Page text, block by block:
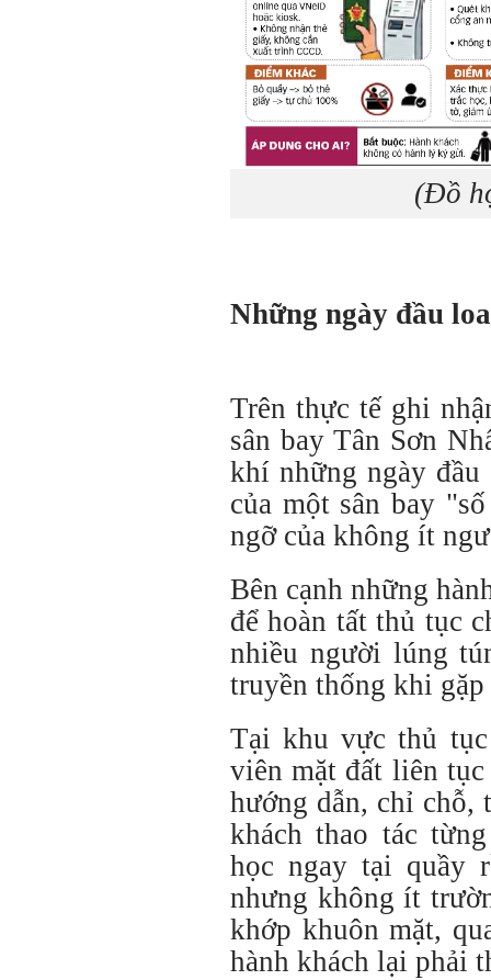
(Đồ
Những ngày đầu
Trên thực tế ghi
sân bay Tân Sơn
khí những ngày đầu
của một sân bay
ngỡ của không ít
Bên cạnh những
để hoàn tất thủ tục
nhiều người lúng
truyền thống khi
Tại khu vực thủ
viên mặt đất liên
hướng dẫn, chỉ chỗ,
khách thao tác
học ngay tại quầy
nhưng không ít
khớp khuôn mặt,
hành khách lại phải